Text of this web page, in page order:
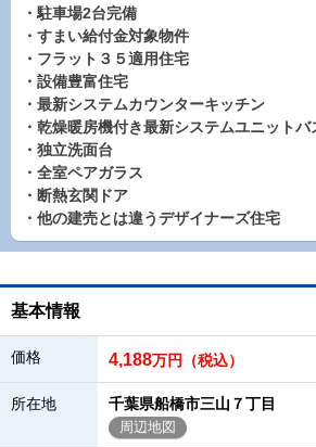
・駐車場2台完備
・すまい給付金対象物件
・フラット３５適用住宅
・設備豊富住宅
・最新システムカウンターキッチン
・乾燥暖房機付き最新システムユニットバ
・独立洗面台
・全室ペアガラス
・断熱玄関ドア
・他の建売とは違うデザイナーズ住宅
基本情報
価格 4,188万円（税込）
所在地 千葉県船橋市三山７丁目
周辺地図